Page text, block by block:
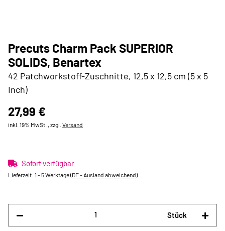
Precuts Charm Pack SUPERIOR
SOLIDS, Benartex
42 Patchworkstoff-Zuschnitte, 12,5 x 12,5 cm (5 x 5
Inch)
27,99 €
inkl. 19% MwSt. , zzgl. Versand
Sofort verfügbar
Lieferzeit: 1 - 5 Werktage(DE - Ausland abweichend)
Stück